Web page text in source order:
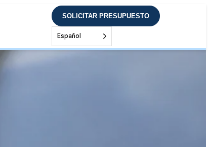
SOLICITAR PRESUPUESTO
Español